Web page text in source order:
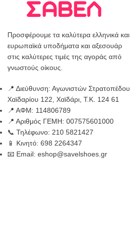
Προσφέρουμε τα καλύτερα ελληνικά και
ευρωπαϊκά υποδήματα και αξεσουάρ
στις καλύτερες τιμές της αγοράς από
γνωστούς οίκους.
📍 Διεύθυνση: Αγωνιστών Στρατοπέδου
Χαϊδαρίου 122, Χαϊδάρι, Τ.Κ. 124 61
📍 ΑΦΜ: 114806789
📍 Αριθμός ΓΕΜΗ: 007575601000
📞 Τηλέφωνο: 210 5821427
📱 Κινητό: 698 2264347
📧 Email: eshop@savelshoes.gr